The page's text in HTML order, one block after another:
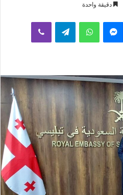
دقيقة واحدة
ماسنجر واتساب تيلقرام ڤايبر